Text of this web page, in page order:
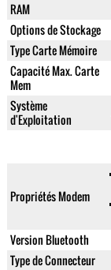
RAM
Options de Stockage
Type Carte Mémoire
Capacité Max. Carte
Mem
Système
d'Exploitation
Propriétés Modem
Version Bluetooth
Type de Connecteur